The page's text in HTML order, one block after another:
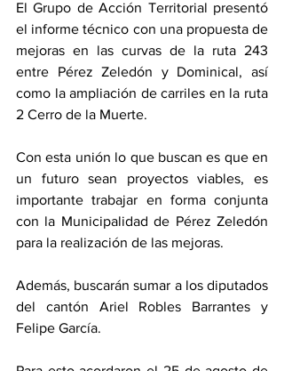
El Grupo de Acción Territorial presentó
el informe técnico con una propuesta de
mejoras en las curvas de la ruta 243
entre Pérez Zeledón y Dominical, así
como la ampliación de carriles en la ruta
2 Cerro de la Muerte.
Con esta unión lo que buscan es que en
un futuro sean proyectos viables, es
importante trabajar en forma conjunta
con la Municipalidad de Pérez Zeledón
para la realización de las mejoras.
Además, buscarán sumar a los diputados
del cantón Ariel Robles Barrantes y
Felipe García.